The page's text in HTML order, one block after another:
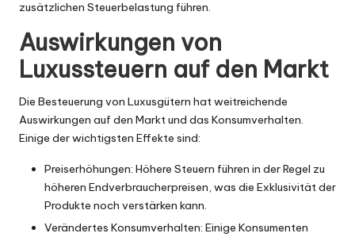
zusätzlichen Steuerbelastung führen.
Auswirkungen von
Luxussteuern auf den Markt
Die Besteuerung von Luxusgütern hat weitreichende
Auswirkungen auf den Markt und das Konsumverhalten.
Einige der wichtigsten Effekte sind:
Preiserhöhungen: Höhere Steuern führen in der Regel zu
höheren Endverbraucherpreisen, was die Exklusivität der
Produkte noch verstärken kann.
Verändertes Konsumverhalten: Einige Konsumenten